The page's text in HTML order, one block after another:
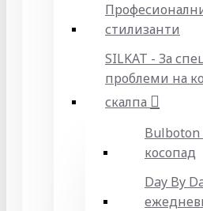
стилизанти
SILKAT - За
проблеми на
скалпа
косопад
Day By